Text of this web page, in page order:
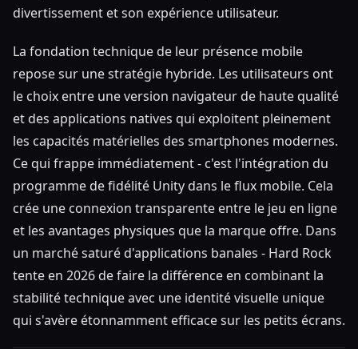
divertissement et son expérience utilisateur.
La fondation technique de leur présence mobile
repose sur une stratégie hybride. Les utilisateurs ont
le choix entre une version navigateur de haute qualité
et des applications natives qui exploitent pleinement
les capacités matérielles des smartphones modernes.
Ce qui frappe immédiatement - c'est l'intégration du
programme de fidélité Unity dans le flux mobile. Cela
crée une connexion transparente entre le jeu en ligne
et les avantages physiques que la marque offre. Dans
un marché saturé d'applications banales - Hard Rock
tente en 2026 de faire la différence en combinant la
stabilité technique avec une identité visuelle unique
qui s'avère étonnamment efficace sur les petits écrans.